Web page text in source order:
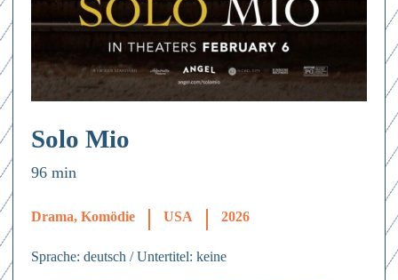
Solo Mio
96 min
Drama, Komödie USA 2026
Sprache: deutsch / Untertitel: keine